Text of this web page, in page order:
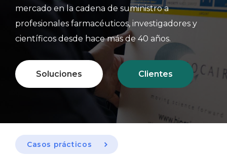
mercado en la cadena de suministro a
profesionales farmacéuticos, investigadores y
científicos desde hace más de 40 años.
Soluciones Clientes
Casos prácticos